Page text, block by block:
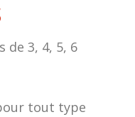
de 3, 4, 5, 6
tout type